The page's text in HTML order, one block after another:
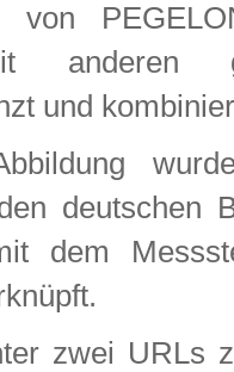
von
und
deutschen
dem
zwei URLs